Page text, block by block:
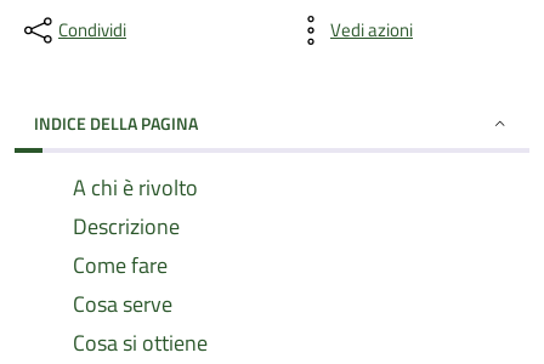
Condividi Vedi azioni
INDICE DELLA PAGINA
A chi è rivolto
Descrizione
Come fare
Cosa serve
Cosa si ottiene